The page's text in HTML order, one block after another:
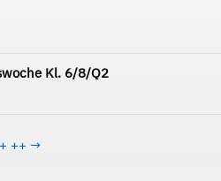
Kl. 6/8/Q2
+ ++ →